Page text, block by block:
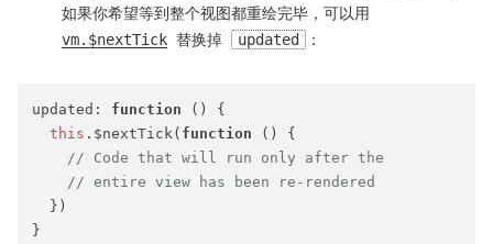
如果你希望等到整个视图都重绘完毕，可以用
vm.$nextTick 替换掉 updated ：
updated : function ( ) {
this .$nextTick( function ( ) {
// Code that will run only after the
// entire view has been re-rendered
  })